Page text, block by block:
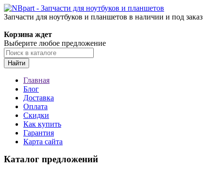
Запчасти для ноутбуков и планшетов в наличии и под заказ
Корзина ждет
Выберите любое предложение
Найти
Главная
Блог
Доставка
Оплата
Скидки
Как купить
Гарантия
Карта сайта
Каталог предложений